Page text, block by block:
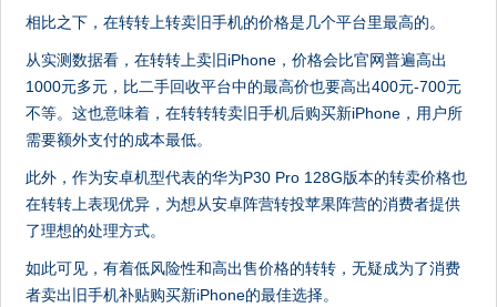
相比之下，在转转上转卖旧手机的价格是几个平台里最高的。
从实测数据看，在转转上卖旧iPhone，价格会比官网普遍高出
1000元多元，比二手回收平台中的最高价也要高出400元-700元
不等。这也意味着，在转转转卖旧手机后购买新iPhone，用户所
需要额外支付的成本最低。
此外，作为安卓机型代表的华为P30 Pro 128G版本的转卖价格也
在转转上表现优异，为想从安卓阵营转投苹果阵营的消费者提供
了理想的处理方式。
如此可见，有着低风险性和高出售价格的转转，无疑成为了消费
者卖出旧手机补贴购买新iPhone的最佳选择。